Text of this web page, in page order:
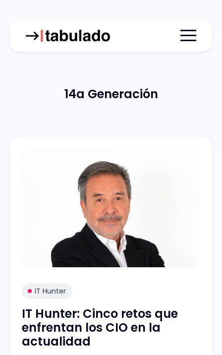
Menu
14a Generación
IT Hunter
IT Hunter: Cinco retos que
enfrentan los CIO en la
actualidad